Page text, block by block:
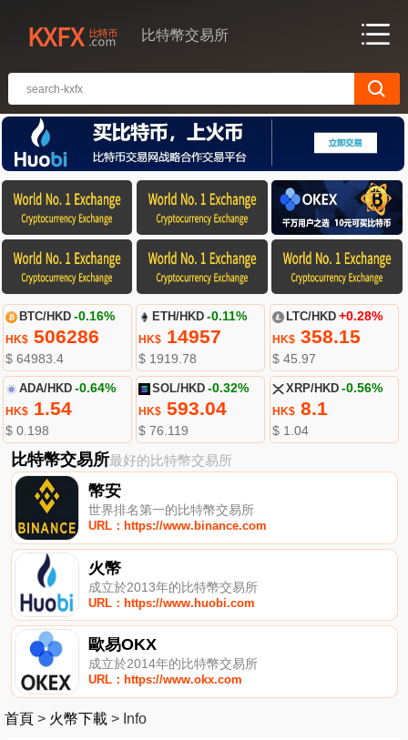
比特幣交易所
BTC/HKD -0.16%
HK$506286
$ 64983.4
ETH/HKD -0.11%
HK$ 14957
$ 1919.78
LTC/HKD +0.28%
HK$358.15
$ 45.97
ADA/HKD -0.64%
HK$1.54
$ 0.198
SOL/HKD -0.32%
HK$ 593.04
$ 76.119
XRP/HKD -0.56%
HK$8.1
$ 1.04
比特幣交易所最好的比特幣交易所
幣安
世界排名第一的比特幣交易所
URL：https://www.binance.com
火幣
成立於2013年的比特幣交易所
URL：https://www.huobi.com
歐易OKX
成立於2014年的比特幣交易所
URL：https://www.okx.com
首頁 > 火幣下載 > Info